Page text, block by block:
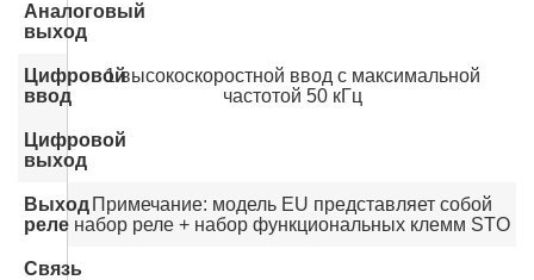
Аналоговый
выход
Цифровой
ввод
1 высокоскоростной ввод с максимальной
частотой 50 кГц
Цифровой
выход
Выход
реле
Примечание: модель EU представляет собой
набор реле + набор функциональных клемм STO
Связь